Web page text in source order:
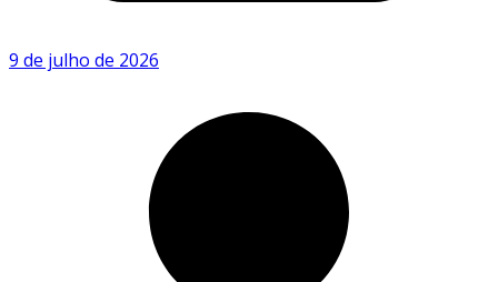
9 de julho de 2026